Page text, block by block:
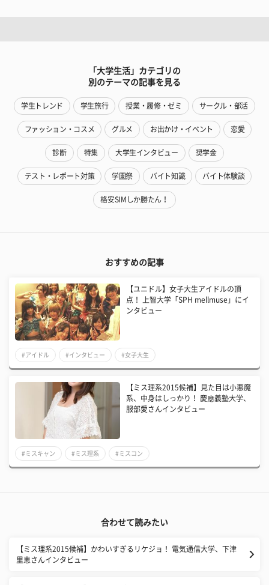
「大学生活」カテゴリの
別のテーマの記事を見る
学生トレンド 学生旅行 授業・履修・ゼミ サークル・部活
ファッション・コスメ グルメ お出かけ・イベント 恋愛
診断 特集 大学生インタビュー 奨学金
テスト・レポート対策 学園祭 バイト知識 バイト体験談
格安SIMしか勝たん！
おすすめの記事
【ユニドル】女子大生アイドルの頂
点！ 上智大学「SPH mellmuse」にイ
ンタビュー
#アイドル #インタビュー #女子大生
【ミス理系2015候補】見た目は小悪魔
系、中身はしっかり！ 慶應義塾大学、
服部愛さんインタビュー
#ミスキャン #ミス理系 #ミスコン
合わせて読みたい
【ミス理系2015候補】かわいすぎるリケジョ！ 電気通信大学、下津
里恵さんインタビュー